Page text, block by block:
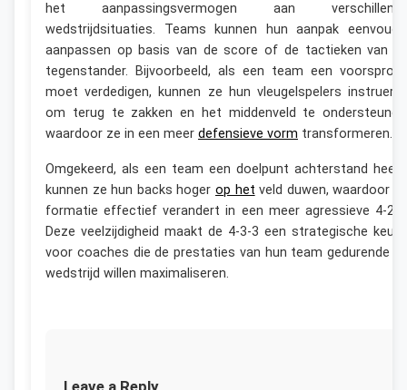
het aanpassingsvermogen aan
wedstrijdsituaties. Teams kunnen hun aanpak
aanpassen op basis van de score of de tactieken van
tegenstander. Bijvoorbeeld, als een team een
moet verdedigen, kunnen ze hun vleugelspelers
om terug te zakken en het middenveld te
waardoor ze in een meer defensieve vorm transformeren.
Omgekeerd, als een team een doelpunt achterstand
kunnen ze hun backs hoger op het veld duwen, waardoor
formatie effectief verandert in een meer agressieve 4-2-
Deze veelzijdigheid maakt de 4-3-3 een strategische
voor coaches die de prestaties van hun team gedurende
wedstrijd willen maximaliseren.